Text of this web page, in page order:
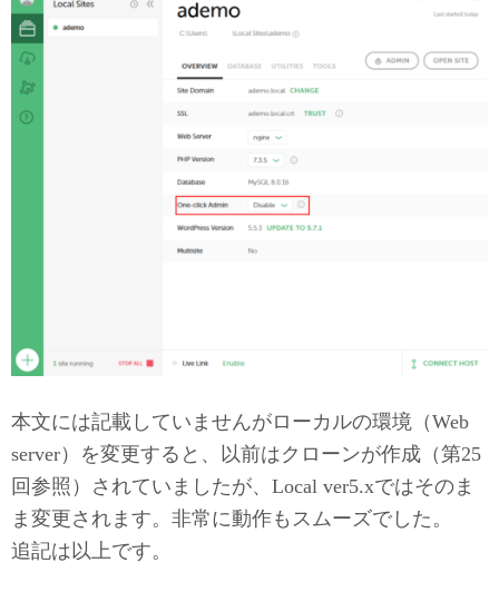
本文には記載していませんがローカルの環境（Web
server）を変更すると、以前はクローンが作成（第25
回参照）されていましたが、Local ver5.xではそのま
ま変更されます。非常に動作もスムーズでした。
追記は以上です。